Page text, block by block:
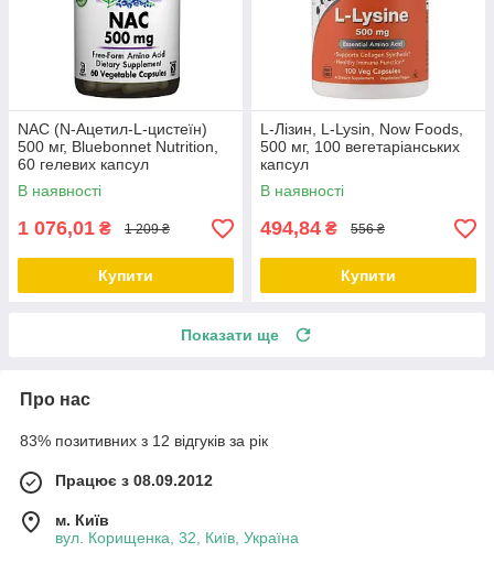
NAC (N-Ацетил-L-цистеїн)
500 мг, Bluebonnet Nutrition,
60 гелевих капсул
В наявності
1 076,01 ₴ 1 209 ₴
Купити
L-Лізин, L-Lysin, Now Foods,
500 мг, 100 вегетаріанських
капсул
В наявності
494,84 ₴ 556 ₴
Купити
Показати ще
Про нас
83% позитивних з 12 відгуків за рік
Працює з 08.09.2012
м. Київ
вул. Корищенка, 32, Київ, Україна